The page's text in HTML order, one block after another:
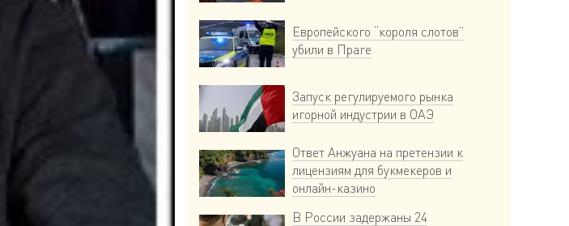
Европейского “короля слотов”
убили в Праге
Запуск регулируемого рынка
игорной индустрии в ОАЭ
Ответ Анжуана на претензии к
лицензиям для букмекеров и
онлайн-казино
В России задержаны 24